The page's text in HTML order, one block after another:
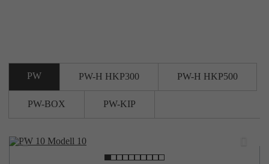
PW PW-H HKP300 PW-H HKP500
PW-BOX PW-KIP
Previous Next
Seiten in anonymisierter Form.